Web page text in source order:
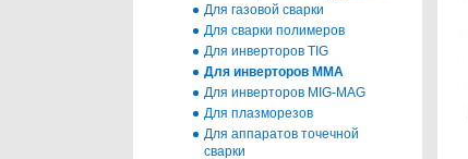
Для газовой сварки
Для сварки полимеров
Для инверторов TIG
Для инверторов MMA
Для инверторов MIG-MAG
Для плазморезов
Для аппаратов точечной
сварки